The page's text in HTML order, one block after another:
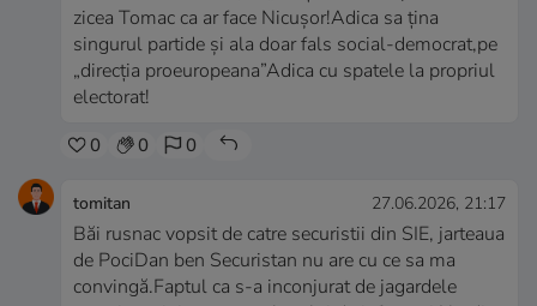
zicea Tomac ca ar face Nicușor!Adica sa țina
singurul partide și ala doar fals social-democrat,pe
„direcția proeuropeana”Adica cu spatele la propriul
electorat!
0 0 0
tomitan 27.06.2026, 21:17
Băi rusnac vopsit de catre securistii din SIE, jarteaua
de PociDan ben Securistan nu are cu ce sa ma
convingă.Faptul ca s-a inconjurat de jagardele